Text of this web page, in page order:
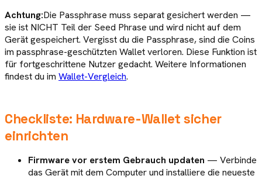
Achtung:Die Passphrase muss separat gesichert werden —
sie ist NICHT Teil der Seed Phrase und wird nicht auf dem
Gerät gespeichert. Vergisst du die Passphrase, sind die Coins
im passphrase-geschützten Wallet verloren. Diese Funktion ist
für fortgeschrittene Nutzer gedacht. Weitere Informationen
findest du im Wallet-Vergleich.
Checkliste: Hardware-Wallet sicher
einrichten
Firmware vor erstem Gebrauch updaten — Verbinde
das Gerät mit dem Computer und installiere die neueste